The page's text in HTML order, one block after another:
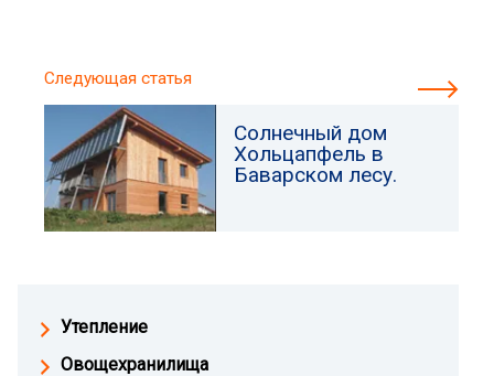
Утепление
Овощехранилища
Следующая статья
Солнечный дом
Хольцапфель в
Баварском лесу.